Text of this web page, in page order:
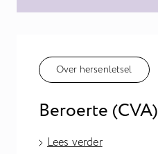
Over hersenletsel
Beroerte (CVA)
Lees verder